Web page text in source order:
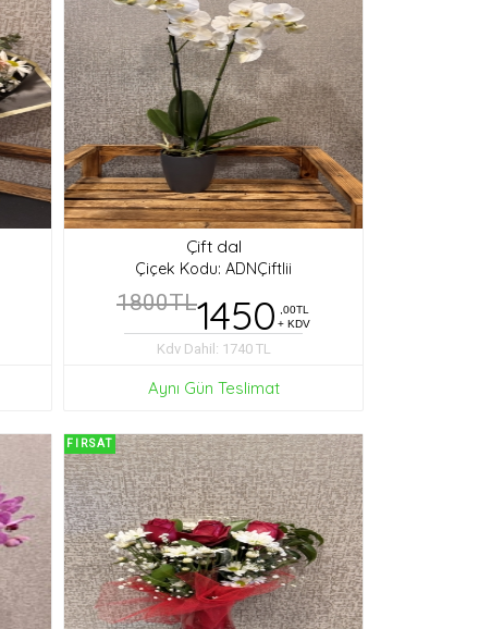
Çift dal
Çiçek Kodu: ADNÇiftlii
1800TL1450
,00TL
+ KDV
Kdv Dahil: 1740 TL
Aynı Gün Teslimat
FIRSAT